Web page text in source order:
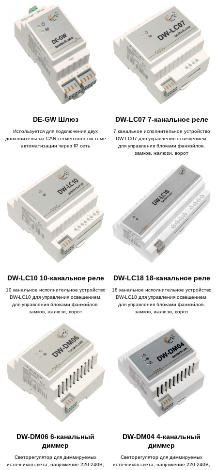
DE-GW Шлюз
Используется для подключения двух
дополнительных CAN сегментов к системе
автоматизации через IP сеть
DW-LC07 7-канальное реле
7 канальное исполнительное устройство
DW-LC07 для управления освещением,
для управления блоками фанкойлов,
замков, жалюзи, ворот
DW-LC10 10-канальное реле
10 канальное исполнительное устройство
DW-LC10 для управления освещением,
для управления блоками фанкойлов,
замков, жалюзи, ворот
DW-LC18 18-канальное реле
18 канальное исполнительное устройство
DW-LC18 для управления освещением,
для управления блоками фанкойлов,
замков, жалюзи, ворот
DW-DM06 6-канальный
диммер
Светорегулятор для диммируемых
источников света, напряжение 220-240В,
DW-DM04 4-канальный
диммер
Светорегулятор для диммируемых
источников света, напряжение 220-240В,